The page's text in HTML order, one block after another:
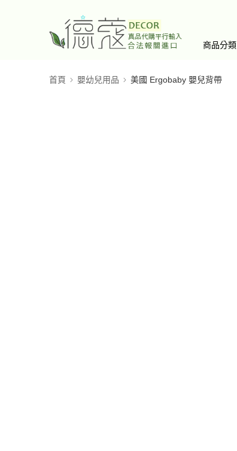
商品分類
首頁 嬰幼兒用品 美國 Ergobaby 嬰兒背帶